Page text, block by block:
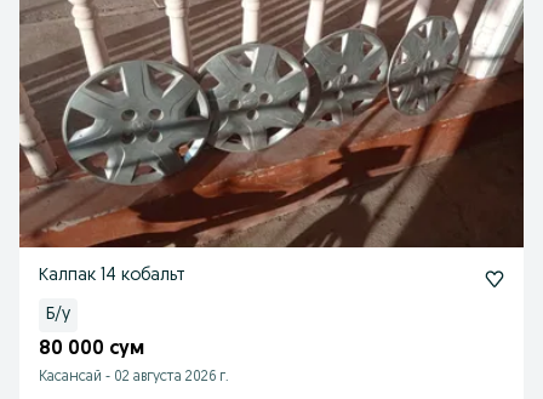
Калпак 14 кобальт
Б/у
80 000 сум
Касансай - 02 августа 2026 г.